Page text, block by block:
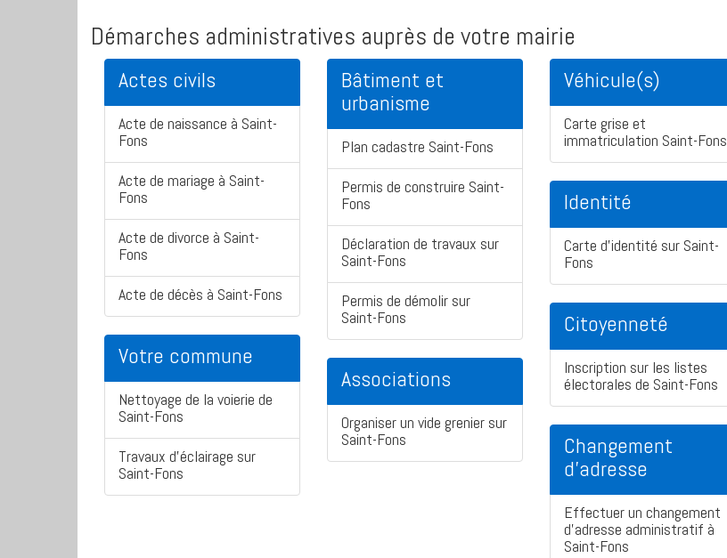
Démarches administratives auprès de votre mairie
Actes civils
Acte de naissance à Saint-
Fons
Acte de mariage à Saint-
Fons
Acte de divorce à Saint-
Fons
Acte de décès à Saint-Fons
Votre commune
Nettoyage de la voierie de
Saint-Fons
Travaux d'éclairage sur
Saint-Fons
Bâtiment et
urbanisme
Plan cadastre Saint-Fons
Permis de construire Saint-
Fons
Déclaration de travaux sur
Saint-Fons
Permis de démolir sur
Saint-Fons
Associations
Organiser un vide grenier sur
Saint-Fons
Véhicule(s)
Carte grise et
immatriculation Saint-Fons
Identité
Carte d'identité sur Saint-
Fons
Citoyenneté
Inscription sur les listes
électorales de Saint-Fons
Changement
d'adresse
Effectuer un changement
d'adresse administratif à
Saint-Fons